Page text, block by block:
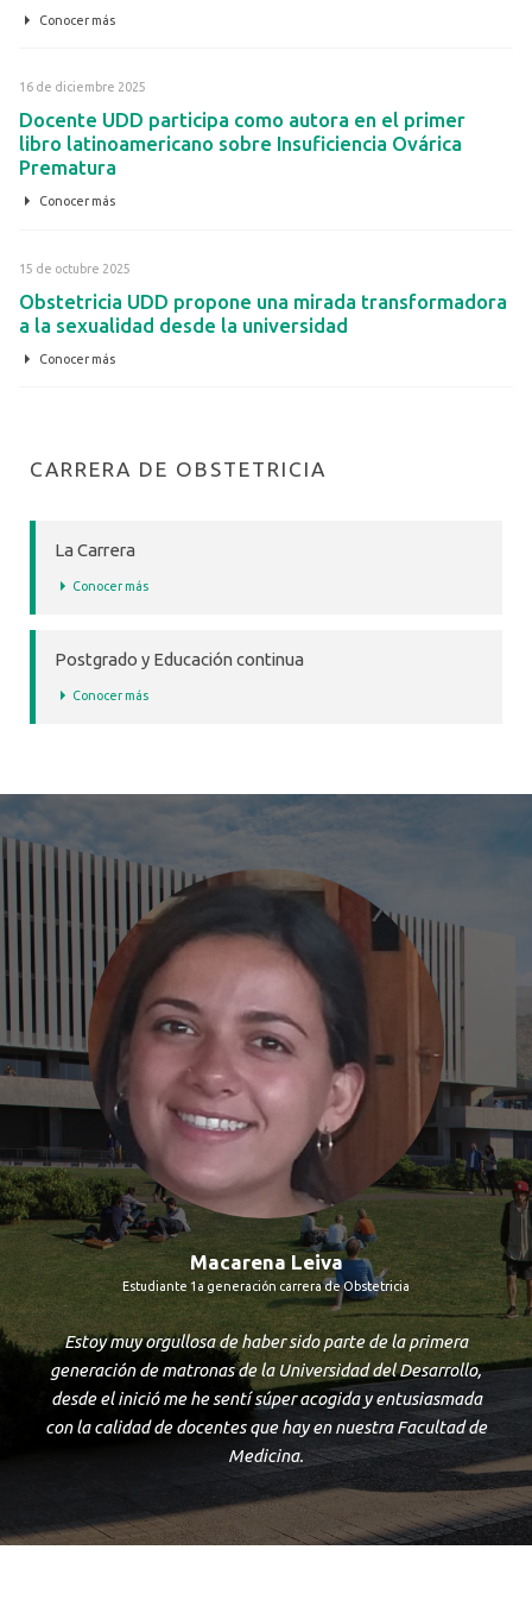
Conocer más
16 de diciembre 2025
Docente UDD participa como autora en el primer
libro latinoamericano sobre Insuficiencia Ovárica
Prematura
Conocer más
15 de octubre 2025
Obstetricia UDD propone una mirada transformadora
a la sexualidad desde la universidad
Conocer más
CARRERA DE OBSTETRICIA
La Carrera
Conocer más
Postgrado y Educación continua
Conocer más
Macarena Leiva
Estudiante 1a generación carrera de Obstetricia
Estoy muy orgullosa de haber sido parte de la primera
generación de matronas de la Universidad del Desarrollo,
desde el inició me he sentí súper acogida y entusiasmada
con la calidad de docentes que hay en nuestra Facultad de
Medicina.